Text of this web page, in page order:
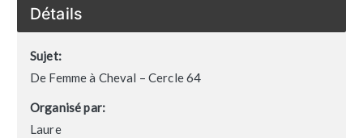
Détails
Sujet:
De Femme à Cheval – Cercle 64
Organisé par:
Laure